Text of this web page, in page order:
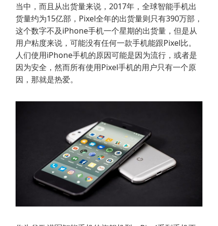
当中，而且从出货量来说，2017年，全球智能手机出
货量约为15亿部，Pixel全年的出货量则只有390万部，
这个数字不及iPhone手机一个星期的出货量，但是从
用户粘度来说，可能没有任何一款手机能跟Pixel比。
人们使用iPhone手机的原因可能是因为流行，或者是
因为安全，然而所有使用Pixel手机的用户只有一个原
因，那就是热爱。